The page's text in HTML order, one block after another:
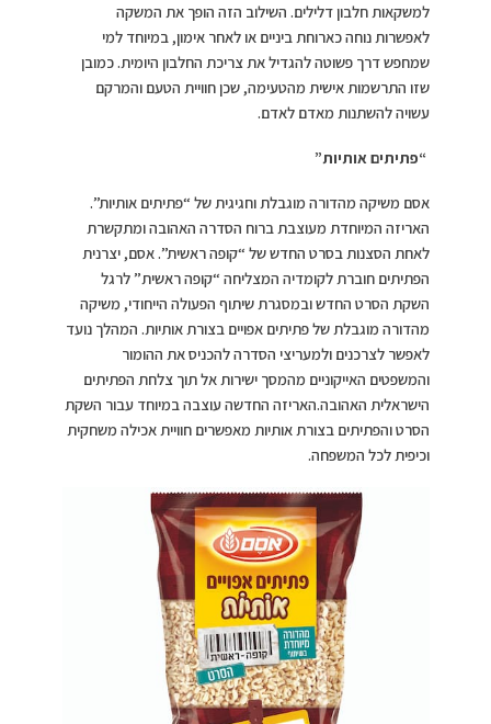
למשקאות חלבון דלילים. השילוב הזה הופך את המשקה
לאפשרות נוחה כארוחת ביניים או לאחר אימון, במיוחד למי
שמחפש דרך פשוטה להגדיל את צריכת החלבון היומית. כמובן
שזו התרשמות אישית מהטעימה, שכן חוויית הטעם והמרקם
עשויה להשתנות מאדם לאדם.
“פתיתים אותיות”
אסם משיקה מהדורה מוגבלת וחגיגית של “פתיתים אותיות”.
האריזה המיוחדת מעוצבת ברוח הסדרה האהובה ומתקשרת
לאחת הסצנות בסרט החדש של “קופה ראשית”. אסם, יצרנית
הפתיתים חוברת לקומדיה המצליחה “קופה ראשית” לרגל
השקת הסרט החדש ובמסגרת שיתוף הפעולה הייחודי, משיקה
מהדורה מוגבלת של פתיתים אפויים בצורת אותיות. המהלך נועד
לאפשר לצרכנים ולמעריצי הסדרה להכניס את ההומור
והמשפטים האייקוניים מהמסך ישירות אל תוך צלחת הפתיתים
הישראלית האהובה.האריזה החדשה עוצבה במיוחד עבור השקת
הסרט והפתיתים בצורת אותיות מאפשרים חוויית אכילה משחקית
וכיפית לכל המשפחה.